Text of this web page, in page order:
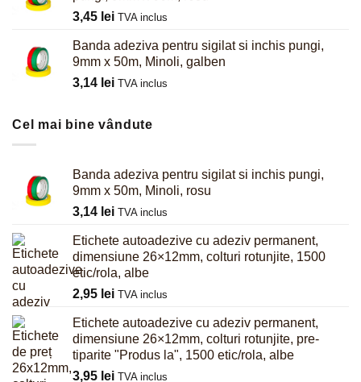
3,45 lei TVA inclus
Banda adeziva pentru sigilat si inchis pungi,
9mm x 50m, Minoli, galben
3,14 lei TVA inclus
Cel mai bine vândute
Banda adeziva pentru sigilat si inchis pungi,
9mm x 50m, Minoli, rosu
3,14 lei TVA inclus
Etichete autoadezive cu adeziv permanent,
dimensiune 26×12mm, colturi rotunjite, 1500
etic/rola, albe
2,95 lei TVA inclus
Etichete autoadezive cu adeziv permanent,
dimensiune 26×12mm, colturi rotunjite, pre-
tiparite "Produs la", 1500 etic/rola, albe
3,95 lei TVA inclus